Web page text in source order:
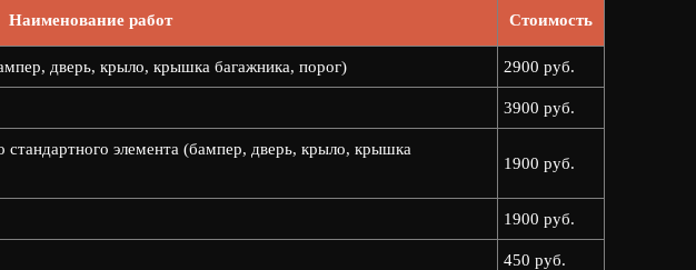
Наименование работ Стоимость
дверь, крыло, крышка багажника, порог) 2900 руб.
3900 руб.
элемента (бампер, дверь, крыло, крышка
1900 руб.
1900 руб.
450 руб.